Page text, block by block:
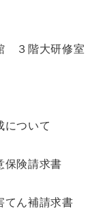
３階大研修室
ついて
保険請求書
てん補請求書